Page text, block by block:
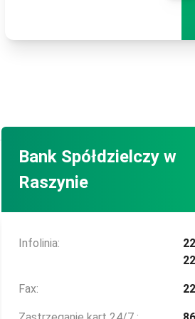
Bank Spółdzielczy w
Raszynie
Infolinia:
Fax: